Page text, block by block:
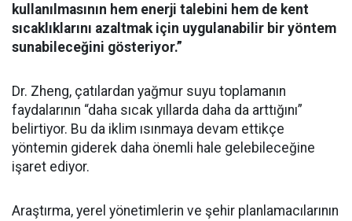
kullanılmasının hem enerji talebini hem de kent
sıcaklıklarını azaltmak için uygulanabilir bir yöntem
sunabileceğini gösteriyor.”
Dr. Zheng, çatılardan yağmur suyu toplamanın
faydalarının “daha sıcak yıllarda daha da arttığını”
belirtiyor. Bu da iklim ısınmaya devam ettikçe
yöntemin giderek daha önemli hale gelebileceğine
işaret ediyor.
Araştırma, yerel yönetimlerin ve şehir planlamacılarının